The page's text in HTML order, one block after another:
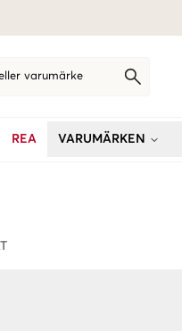
varumärke
REA VARUMÄRKEN